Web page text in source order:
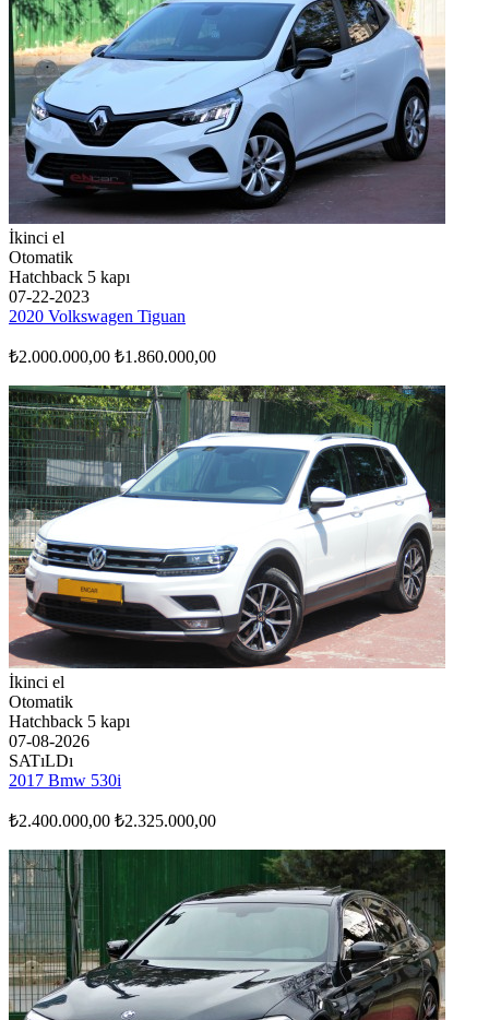
İkinci el
Otomatik
Hatchback 5 kapı
07-22-2023
2020 Volkswagen Tiguan
₺2.000.000,00 ₺1.860.000,00
İkinci el
Otomatik
Hatchback 5 kapı
07-08-2026
SATıLDı
2017 Bmw 530i
₺2.400.000,00 ₺2.325.000,00